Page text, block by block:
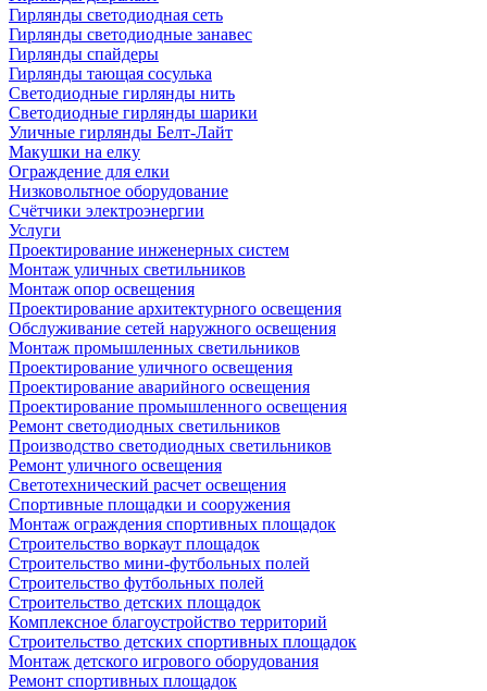
Гирлянды светодиодная сеть
Гирлянды светодиодные занавес
Гирлянды спайдеры
Гирлянды тающая сосулька
Светодиодные гирлянды нить
Светодиодные гирлянды шарики
Уличные гирлянды Белт-Лайт
Макушки на елку
Ограждение для елки
Низковольтное оборудование
Счётчики электроэнергии
Услуги
Проектирование инженерных систем
Монтаж уличных светильников
Монтаж опор освещения
Проектирование архитектурного освещения
Обслуживание сетей наружного освещения
Монтаж промышленных светильников
Проектирование уличного освещения
Проектирование аварийного освещения
Проектирование промышленного освещения
Ремонт светодиодных светильников
Производство светодиодных светильников
Ремонт уличного освещения
Светотехнический расчет освещения
Спортивные площадки и сооружения
Монтаж ограждения спортивных площадок
Строительство воркаут площадок
Строительство мини-футбольных полей
Строительство футбольных полей
Строительство детских площадок
Комплексное благоустройство территорий
Строительство детских спортивных площадок
Монтаж детского игрового оборудования
Ремонт спортивных площадок